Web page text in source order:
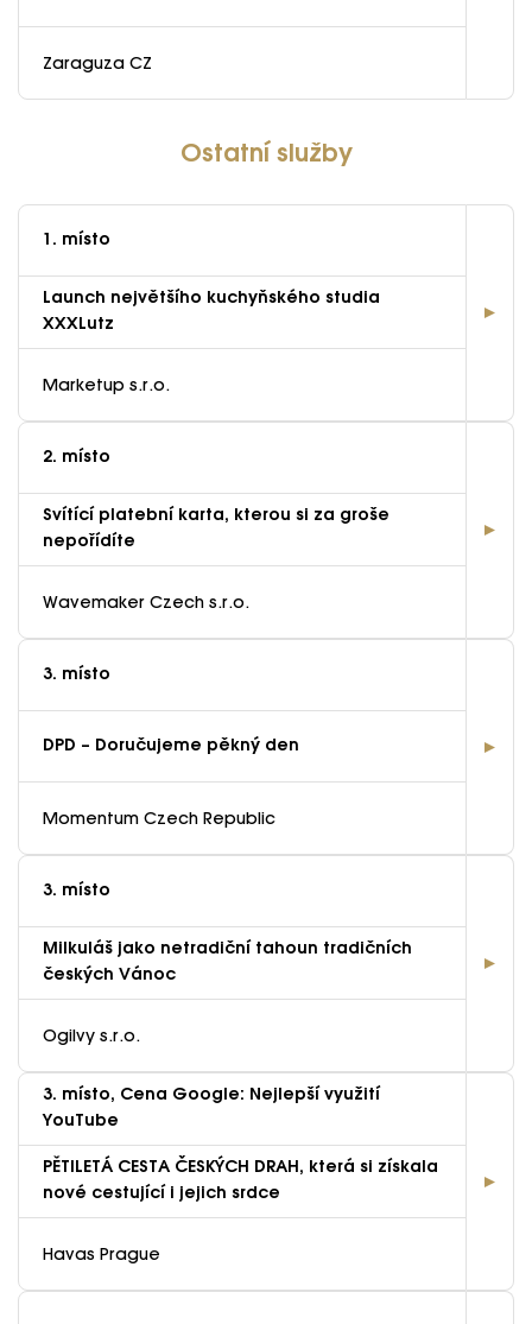
Zaraguza CZ
Ostatní služby
1. místo
Launch největšího kuchyňského studia
XXXLutz
Marketup s.r.o.
2. místo
Svítící platební karta, kterou si za groše
nepořídíte
Wavemaker Czech s.r.o.
3. místo
DPD – Doručujeme pěkný den
Momentum Czech Republic
3. místo
Milkuláš jako netradiční tahoun tradičních
českých Vánoc
Ogilvy s.r.o.
3. místo, Cena Google: Nejlepší využití
YouTube
PĚTILETÁ CESTA ČESKÝCH DRAH, která si získala
nové cestující i jejich srdce
Havas Prague